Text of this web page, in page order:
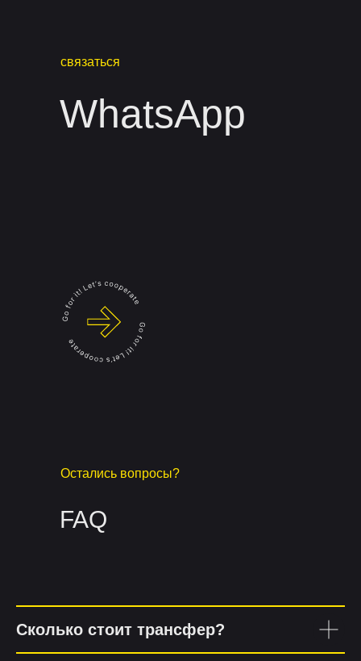
WhatsApp
связаться
FAQ
Остались вопросы?
Сколько стоит трансфер?